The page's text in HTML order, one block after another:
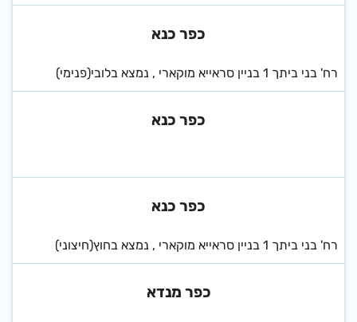
כפר כנא
רח' בני ביתך 1 בניין סראייא מוקארי , נמצא בלובי(פנימי)
כפר כנא
כפר כנא
רח' בני ביתך 1 בניין סראייא מוקארי , נמצא בחוץ(חיצוני)
כפר מנדא